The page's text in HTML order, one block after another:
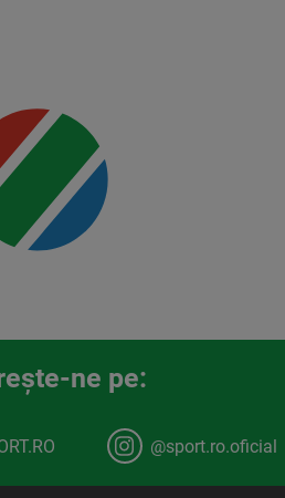
ne pe:
@sport.ro.oficial